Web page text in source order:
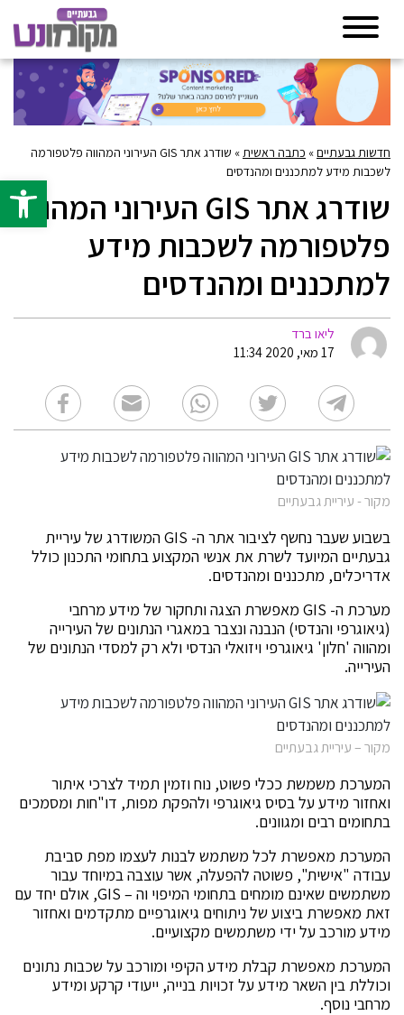
פתח
חדשות גבעתיים» כתבה ראשית »
שודרג אתר GIS העירוני המהווה פלטפורמה
לשכבות מידע למתכננים ומהנדסים
שודרג אתר GIS העירוני המהווה
פלטפורמה לשכבות מידע
למתכננים ומהנדסים
ליאו ברד
17 מאי, 2020 11:34
מקור - עיריית גבעתיים
בשבוע שעבר נחשף לציבור אתר ה- GIS המשודרג של עיריית
גבעתיים המיועד לשרת את אנשי המקצוע בתחומי התכנון כולל
אדריכלים, מתכננים ומהנדסים.
מערכת ה- GIS מאפשרת הצגה ותחקור של מידע מרחבי
(גיאוגרפי והנדסי) הנבנה ונצבר במאגרי הנתונים של העירייה
ומהווה 'חלון' גיאוגרפי ויזואלי הנדסי ולא רק למסדי הנתונים של
העירייה.
מקור – עיריית גבעתיים
המערכת משמשת ככלי פשוט, נוח וזמין תמיד לצרכי איתור
ואחזור מידע על בסיס גיאוגרפי ולהפקת מפות, דו"חות ומסמכים
בתחומים רבים ומגוונים.
המערכת מאפשרת לכל משתמש לבנות לעצמו מפת סביבת
עבודה "אישית", פשוטה להפעלה, אשר עוצבה במיוחד עבור
משתמשים שאינם מומחים בתחומי המיפוי וה – GIS, אולם יחד עם
זאת מאפשרת ביצוע של ניתוחים גיאוגרפיים מתקדמים ואחזור
מידע מורכב על ידי משתמשים מקצועיים.
המערכת מאפשרת קבלת מידע הקיפי ומורכב על שכבות נתונים
וכוללת בין השאר מידע על זכויות בנייה, ייעודי קרקע ומידע
מרחבי נוסף.